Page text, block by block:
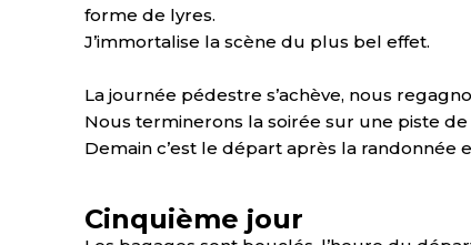
forme de lyres.
J’immortalise la scène du plus bel effet.
La journée pédestre s’achève, nous
Nous terminerons la soirée sur une piste
Demain c’est le départ après la randonnée
Cinquième jour